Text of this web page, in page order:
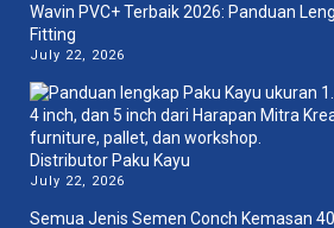
Wavin PVC+ Terbaik 2026: Panduan
Fitting
July 22, 2026
Distributor Paku Kayu
July 22, 2026
Semua Jenis Semen Conch Kemasan